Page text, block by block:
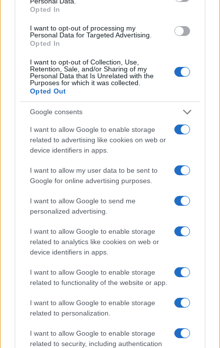
Opted In
I want to opt-out of processing my
Personal Data for Targeted Advertising.
Opted In
I want to opt-out of Collection, Use,
Retention, Sale, and/or Sharing of my
Personal Data that Is Unrelated with the
Purposes for which it was collected.
Opted Out
Google consents
I want to allow Google to enable storage
related to advertising like cookies on web or
device identifiers in apps.
I want to allow my user data to be sent to
Google for online advertising purposes.
I want to allow Google to send me
personalized advertising.
I want to allow Google to enable storage
related to analytics like cookies on web or
device identifiers in apps.
I want to allow Google to enable storage
related to functionality of the website or app.
I want to allow Google to enable storage
related to personalization.
I want to allow Google to enable storage
related to security, including authentication
Molnár Áron noÁr és Boggie a Hey, June! eseményén
Fotó: Kovács Péter
Közel 7 éve, 2012-ben még a Csemer Boglárka
Quartettel léptél fel a Müpában a Jazz Showcase-en,
most viszont már egészen más minőségben, az
épület Fesztivál Színházában adtál koncertet. Mi
változott benned azóta, milyen volt az akkori Boggie,
és milyen a mostani?
kislány. Azóta édesanya lettem, 2017-ben eljöttem a
kiadómtól és a menedzsmentemtől, független művész
lettem, felnőtt döntéseket hozok. Ez a hét év rengeteg
munkát, érzelmi és pszichés érést, rutint hozott. Akkor
még a szárnyaimat próbálgattam, halálra izgultam magam,
és teljesen ki voltam akadva, ha valamit elrontottam.
Nagyon kritikus voltam magammal, visszanézni sem
szerettem a felvételeimet, mindig csak a hibákat
hallottam: az önismeret és önelfogadás terén még
gyerekcipőben jártam. Ezekre viszont óriási szükség van
egy előadó életében, fontos, hogy tudd szeretni a hibáidat
kezdve már szinte nem is fogsz hibázni.